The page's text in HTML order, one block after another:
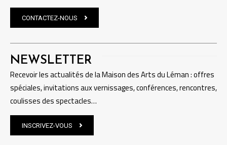
CONTACTEZ-NOUS
NEWSLETTER
Recevoir les actualités de la Maison des Arts du Léman : offres
spéciales, invitations aux vernissages, conférences, rencontres,
coulisses des spectacles…
INSCRIVEZ-VOUS